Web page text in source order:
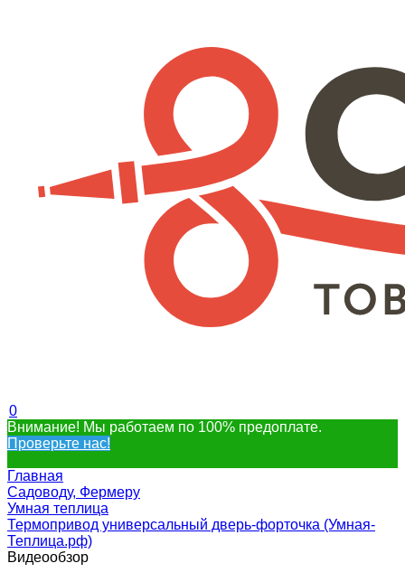
0
Внимание! Мы работаем по 100% предоплате.
Проверьте нас!
Главная
Садоводу, Фермеру
Умная теплица
Термопривод универсальный дверь-форточка (Умная-
Теплица.рф)
Видеообзор